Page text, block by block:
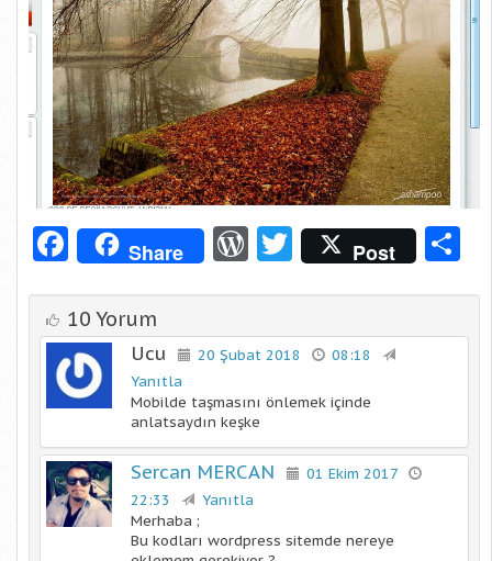
Facebook
Share WordPress
Twitter
Post
10 Yorum
Ucu 20 Şubat 2018
08:18
Yanıtla
Mobilde taşmasını önlemek içinde
anlatsaydın keşke
Sercan MERCAN
01 Ekim 2017
22:33
Yanıtla
Merhaba ;
Bu kodları wordpress sitemde nereye